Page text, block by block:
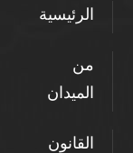
الرئيسية
من
الميدان
القانون